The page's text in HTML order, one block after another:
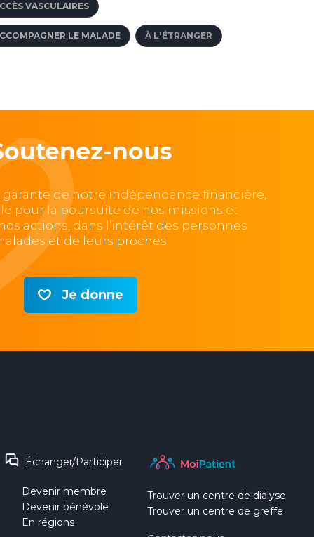
VASCULAIRES
LE MALADE À L'ÉTRANGER
nous
garante de notre indépendance financière,
pour la poursuite de nos missions et
actions, dans l’intérêt des personnes
et de leurs proches.
Je donne
Échanger/Participer
Devenir membre
Devenir bénévole
En régions
Trouver un centre de dialyse
Trouver un centre de greffe